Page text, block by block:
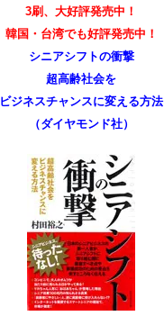
3刷、大好評発売中！
韓国・台湾でも好評発売中！
シニアシフトの衝撃
超高齢社会を
ビジネスチャンスに変える方法
（ダイヤモンド社）